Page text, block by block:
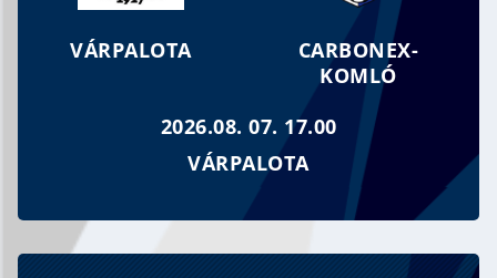
VÁRPALOTA
CARBONEX-
KOMLÓ
2026.08. 07. 17.00
VÁRPALOTA